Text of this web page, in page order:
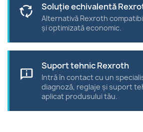
cycle Soluție echivalentă
Alternativă Rexroth
și optimizată economic.
chat_info
Suport tehnic Rexroth
Intră în contact cu un
diagnoză, reglaje și suport
aplicat produsului tău.